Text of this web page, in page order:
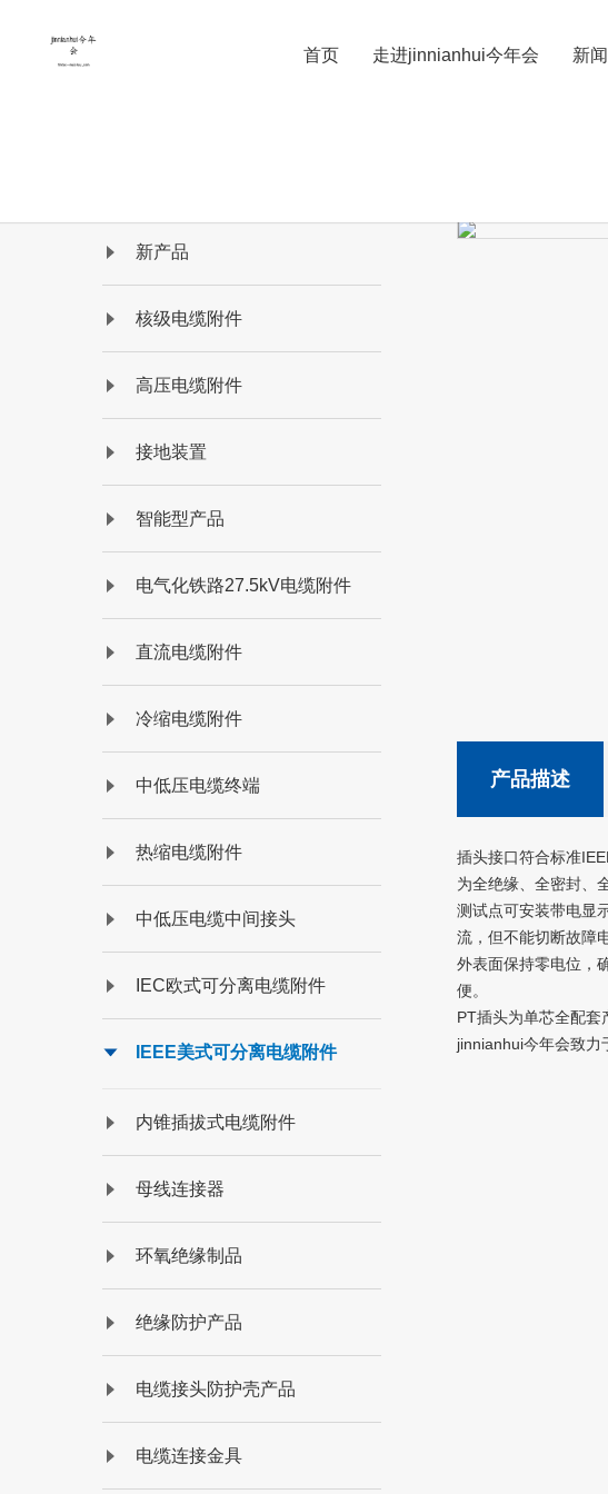
首页 走进jinnianhui今年会 新
新产品
核级电缆附件
高压电缆附件
接地装置
智能型产品
电气化铁路27.5kV电缆附件
直流电缆附件
冷缩电缆附件
中低压电缆终端
热缩电缆附件
中低压电缆中间接头
IEC欧式可分离电缆附件
IEEE美式可分离电缆附件
内锥插拔式电缆附件
母线连接器
环氧绝缘制品
绝缘防护产品
电缆接头防护壳产品
电缆连接金具
产品描述
插头接口符合标准
为全绝缘、全密封
测试点可安装带电显
流，但不能切断故
外表面保持零电位，
便。
PT插头为单芯全配套产
jinnianhui今年会致力于